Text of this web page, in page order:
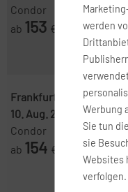
Condor
ab 153 €
Frankfurt ( FRA )-Jerez
10. Aug. 2026
24. Aug.
Condor
ab 154 €
werden
Werbung
Sie tun
sie
Websites
verfolgen.